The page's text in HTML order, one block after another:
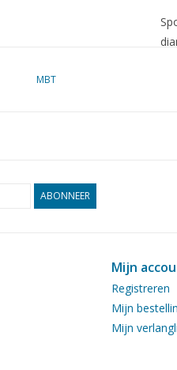
MBT
ABONNEER
Mijn
Registreren
Mijn
Mijn